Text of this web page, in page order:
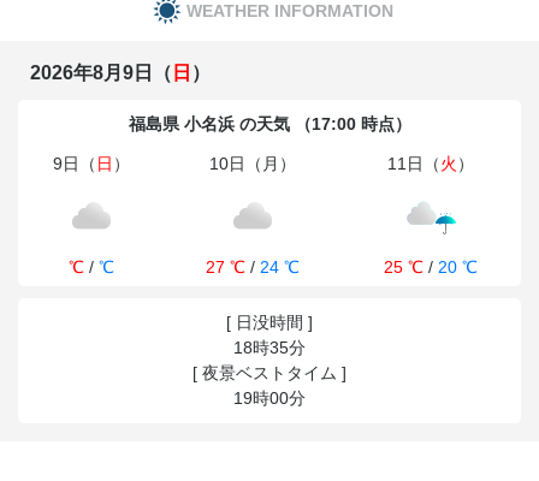
WEATHER INFORMATION
2026年8月9日（ 日 ）
福島県 小名浜 の天気 （17:00 時点）
9日（ 日 ） 10日（月） 11日（火 ）
℃/ ℃ 27 ℃/ 24 ℃ 25 ℃ / 20 ℃
[ 日没時間 ]
18時35分
[ 夜景ベストタイム ]
19時00分